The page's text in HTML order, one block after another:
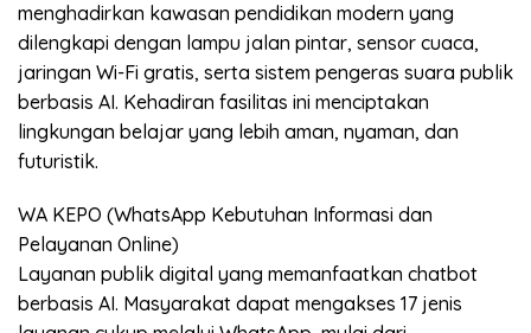
menghadirkan kawasan pendidikan modern yang
dilengkapi dengan lampu jalan pintar, sensor cuaca,
jaringan Wi-Fi gratis, serta sistem pengeras suara publik
berbasis AI. Kehadiran fasilitas ini menciptakan
lingkungan belajar yang lebih aman, nyaman, dan
futuristik.
WA KEPO (WhatsApp Kebutuhan Informasi dan
Pelayanan Online)
Layanan publik digital yang memanfaatkan chatbot
berbasis AI. Masyarakat dapat mengakses 17 jenis